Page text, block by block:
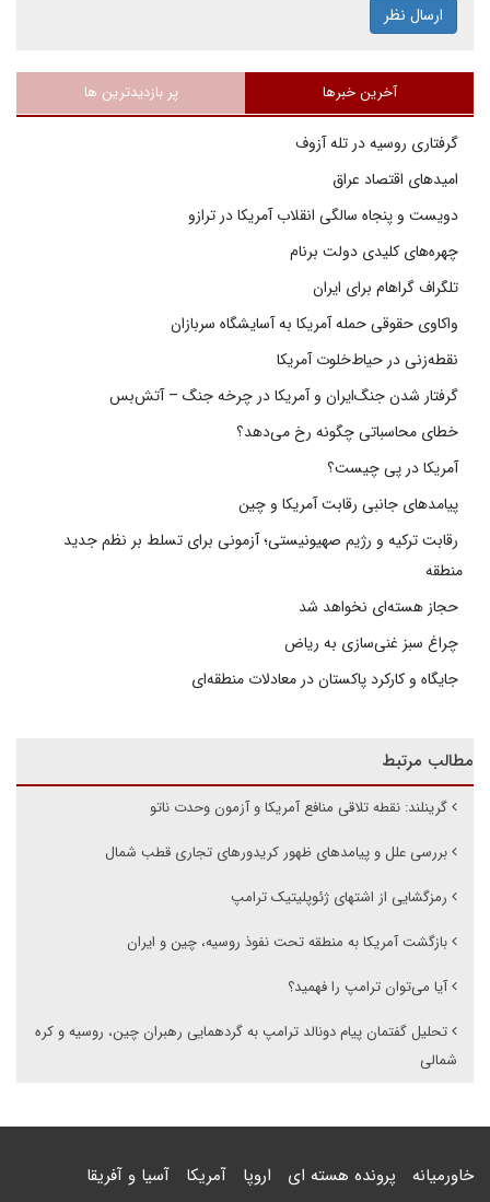
ارسال نظر
آخرین خبرها پر بازدیدترین ها
گرفتاری روسیه در تله آزوف
امیدهای اقتصاد عراق
دویست و پنجاه سالگی انقلاب آمریکا در ترازو
چهره‌های کلیدی دولت برنام
تلگراف گراهام برای ایران
واکاوی حقوقی حمله آمریکا به آسایشگاه سربازان
نقطه‌زنی در حیاط‌خلوت آمریکا
گرفتار شدن جنگ‌ایران و آمریکا در چرخه جنگ – آتش‌بس
خطای محاسباتی چگونه رخ می‌دهد؟
آمریکا در پی چیست؟
پیامدهای جانبی رقابت آمریکا و چین
رقابت ترکیه و رژیم صهیونیستی؛ آزمونی برای تسلط بر نظم جدید
منطقه
حجاز هسته‌ای نخواهد شد
چراغ سبز غنی‌سازی به ریاض
جایگاه و کارکرد پاکستان در معادلات منطقه‌ای
مطالب مرتبط
گرینلند: نقطه تلاقی منافع آمریکا و آزمون وحدت ناتو
بررسی علل و پیامدهای ظهور کریدورهای تجاری قطب شمال
رمزگشایی از اشتهای ژئوپلیتیک ترامپ
بازگشت آمریکا به منطقه تحت نفوذ روسیه، چین و ایران
آیا می‌توان ترامپ را فهمید؟
تحلیل گفتمان پیام دونالد ترامپ به گردهمایی رهبران چین، روسیه و کره
شمالی
خاورمیانه پرونده هسته ای اروپا آمریکا آسیا و آفریقا